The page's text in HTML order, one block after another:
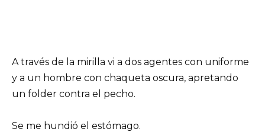
A través de la mirilla vi a dos agentes con uniforme
y a un hombre con chaqueta oscura, apretando
un folder contra el pecho.
Se me hundió el estómago.